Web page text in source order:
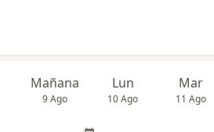
Mañana
9 Ago
Lun
10 Ago
Mar
11 Ago